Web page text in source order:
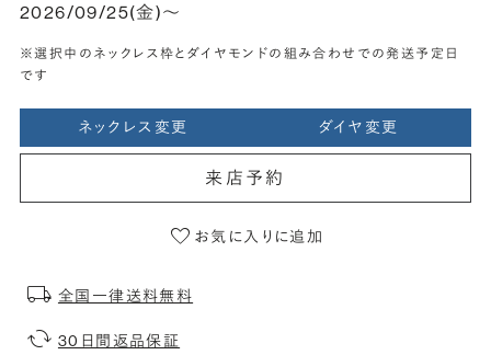
2026/09/25(金)〜
※選択中のネックレス枠とダイヤモンドの組み合わせでの発送予定日
です
ネックレス変更 ダイヤ変更
来店予約
お気に入りに追加
全国一律送料無料
30日間返品保証